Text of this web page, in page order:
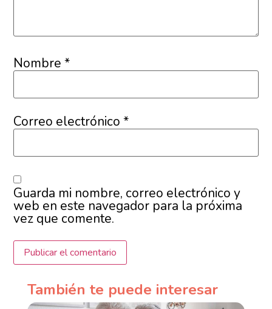
Nombre*
Correo electrónico*
Guarda mi nombre, correo electrónico y
web en este navegador para la próxima
vez que comente.
También te puede interesar